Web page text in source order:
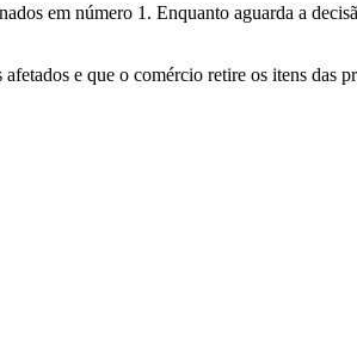
em número 1. Enquanto aguarda a
e que o comércio retire os itens das